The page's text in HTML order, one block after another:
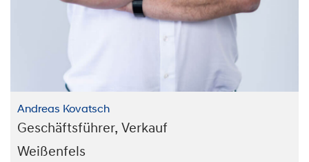
Andreas Kovatsch
Geschäftsführer, Verkauf
Weißenfels